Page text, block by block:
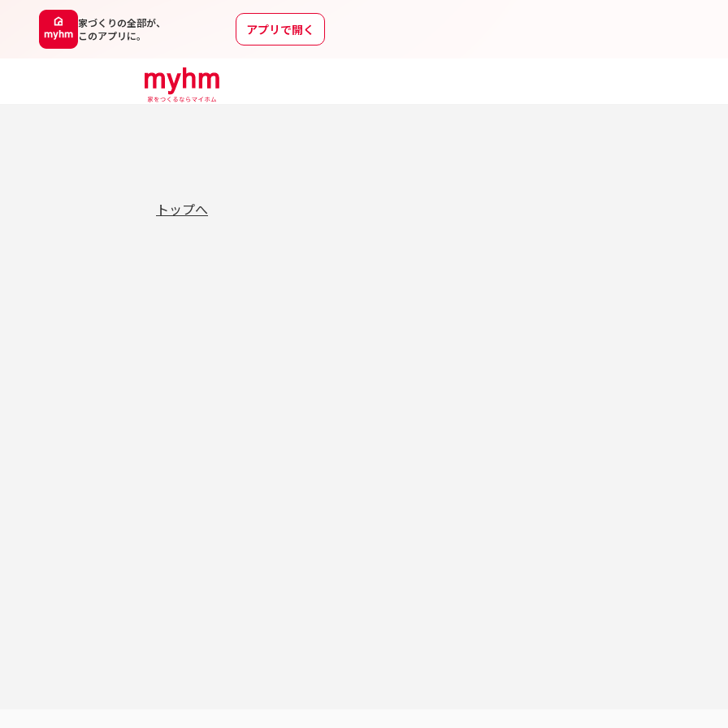
家づくりの全部が、
このアプリに。
アプリで開く
トップへ